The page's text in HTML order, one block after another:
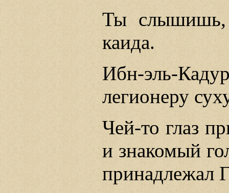
Ты
каида.
Ибн-эль-
легионеру
Чей-то глаз
и знакомый
принадлежал